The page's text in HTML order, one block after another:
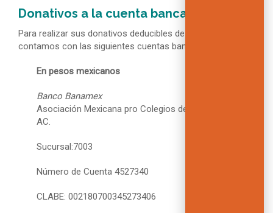
Donativos a la cuenta bancaria
Para realizar sus donativos deducibles de impuestos
contamos con las siguientes cuentas bancarias:
En pesos mexicanos
Banco Banamex
Asociación Mexicana pro Colegios del Mundo Unido,
AC.
Sucursal:7003
Número de Cuenta 4527340
CLABE: 002180700345273406